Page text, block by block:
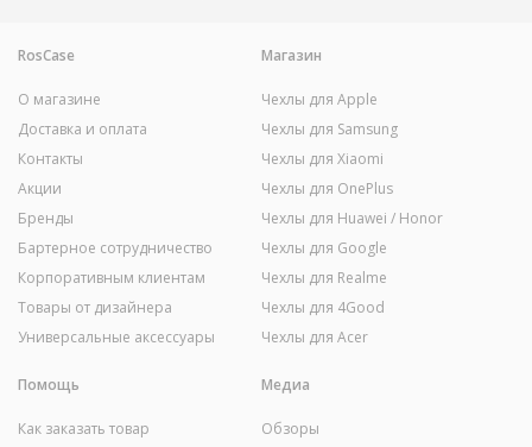
RosCase
О магазине
Доставка и оплата
Контакты
Акции
Бренды
Бартерное сотрудничество
Корпоративным клиентам
Товары от дизайнера
Универсальные аксессуары
Магазин
Чехлы для Apple
Чехлы для Samsung
Чехлы для Xiaomi
Чехлы для OnePlus
Чехлы для Huawei / Honor
Чехлы для Google
Чехлы для Realme
Чехлы для 4Good
Чехлы для Acer
Помощь
Как заказать товар
Медиа
Обзоры